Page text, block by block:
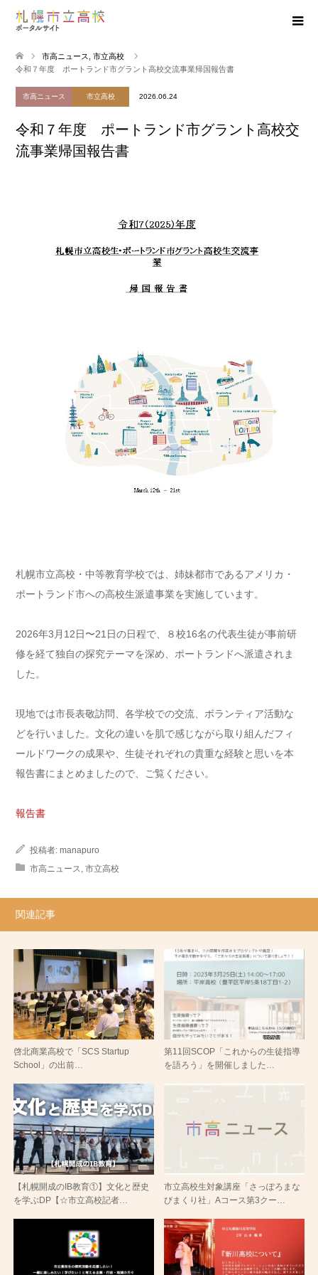
市高ニュース
市立高校
令和７年度 ポートランド市グラント高校交流事業帰国報告書
市高ニュース 市立高校 2026.06.24
令和７年度 ポートランド市グラント高校交
流事業帰国報告書
札幌市立高校・中等教育学校では、姉妹都市であるアメリカ・
ポートランド市への高校生派遣事業を実施しています。
2026年3月12日〜21日の日程で、８校16名の代表生徒が事前研
修を経て独自の探究テーマを深め、 ポートランドへ派遣されま
した。
現地では市長表敬訪問、各学校での交流、 ボランティア活動な
どを行いました。 文化の違いを肌で感じながら取り組んだフィ
ールドワークの成果や 、生徒それぞれの貴重な経験と思いを本
報告書にまとめましたので、
ご覧ください。
報告書
投稿者: manapuro
市高ニュース, 市立高校
関連記事
啓北商業高校で「SCS Startup
School」の出前…
第11回SCOP「これからの生徒指導
を語ろう」を開催しました…
【札幌開成のIB教育①】文化と歴史
を学ぶDP【☆市立高校記者…
市立高校生対象講座「さっぽろまな
びまくり社」Aコース第3クー…